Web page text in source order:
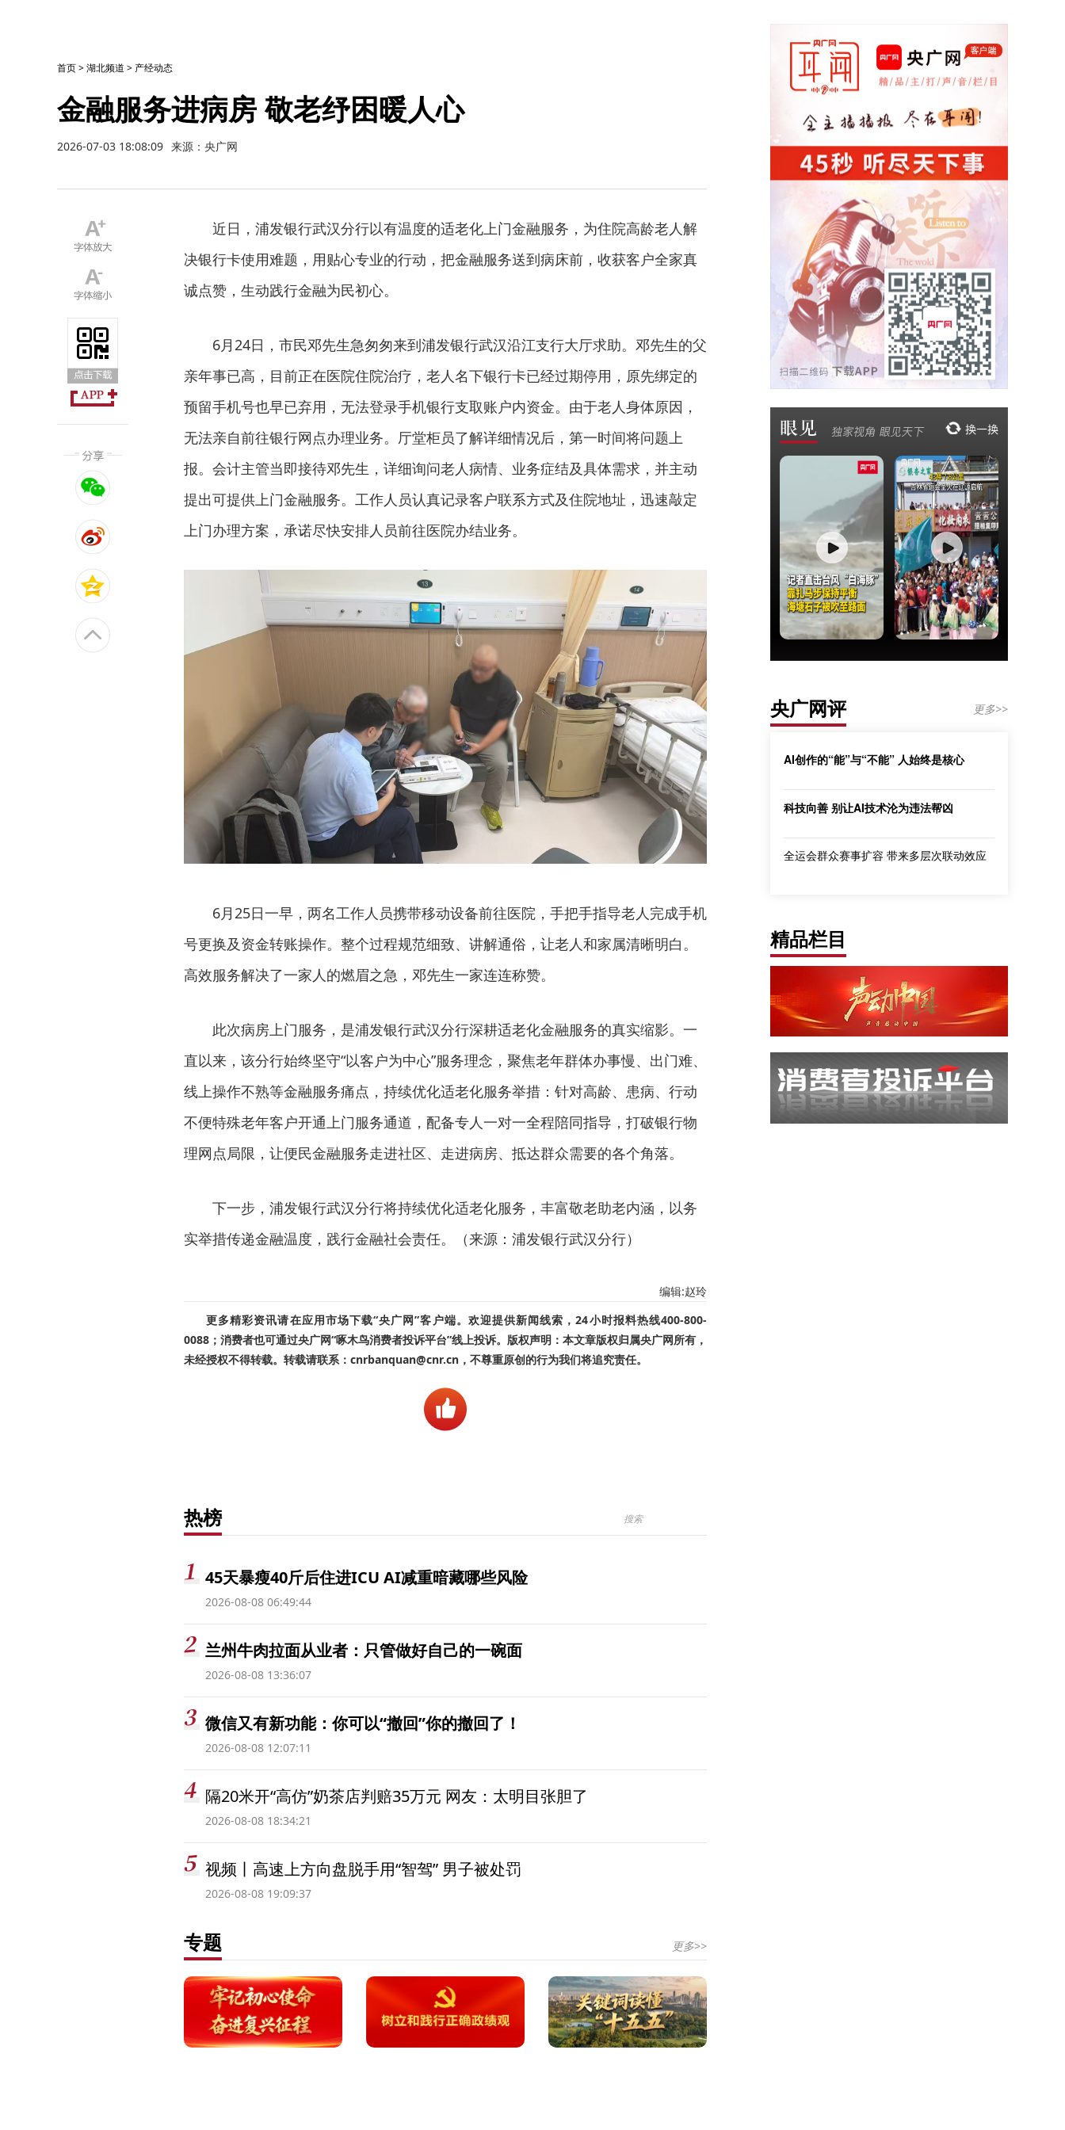
首页>湖北频道 > 产经动态
金融服务进病房 敬老纾困暖人心
2026-07-03 18:08:09 来源：央广网
近日，浦发银行武汉分行以有温度的适老化上门金融服务，为住院高龄老人解
决银行卡使用难题，用贴心专业的行动，把金融服务送到病床前，收获客户全家真
诚点赞，生动践行金融为民初心。
6月24日，市民邓先生急匆匆来到浦发银行武汉沿江支行大厅求助。邓先生的父
亲年事已高，目前正在医院住院治疗，老人名下银行卡已经过期停用，原先绑定的
预留手机号也早已弃用，无法登录手机银行支取账户内资金。由于老人身体原因，
无法亲自前往银行网点办理业务。厅堂柜员了解详细情况后，第一时间将问题上
报。会计主管当即接待邓先生，详细询问老人病情、业务症结及具体需求，并主动
提出可提供上门金融服务。工作人员认真记录客户联系方式及住院地址，迅速敲定
上门办理方案，承诺尽快安排人员前往医院办结业务。
6月25日一早，两名工作人员携带移动设备前往医院，手把手指导老人完成手机
号更换及资金转账操作。整个过程规范细致、讲解通俗，让老人和家属清晰明白。
高效服务解决了一家人的燃眉之急，邓先生一家连连称赞。
此次病房上门服务，是浦发银行武汉分行深耕适老化金融服务的真实缩影。一
直以来，该分行始终坚守“以客户为中心”服务理念，聚焦老年群体办事慢、出门难、
线上操作不熟等金融服务痛点，持续优化适老化服务举措：针对高龄、患病、行动
不便特殊老年客户开通上门服务通道，配备专人一对一全程陪同指导，打破银行物
理网点局限，让便民金融服务走进社区、走进病房、抵达群众需要的各个角落。
下一步，浦发银行武汉分行将持续优化适老化服务，丰富敬老助老内涵，以务
实举措传递金融温度，践行金融社会责任。（来源：浦发银行武汉分行）
编辑:赵玲
更多精彩资讯请在应用市场下载“央广网”客户端。欢迎提供新闻线索，24小时报料热线400-800-
0088；消费者也可通过央广网“啄木鸟消费者投诉平台”线上投诉。版权声明：本文章版权归属央广网所有，
未经授权不得转载。转载请联系：cnrbanquan@cnr.cn，不尊重原创的行为我们将追究责任。
热榜
45天暴瘦40斤后住进ICU AI减重暗藏哪些风险
2026-08-08 06:49:44
兰州牛肉拉面从业者：只管做好自己的一碗面
2026-08-08 13:36:07
微信又有新功能：你可以“撤回”你的撤回了！
2026-08-08 12:07:11
隔20米开“高仿”奶茶店判赔35万元 网友：太明目张胆了
2026-08-08 18:34:21
视频丨高速上方向盘脱手用“智驾” 男子被处罚
2026-08-08 19:09:37
专题 更多>>
央广网评 更多>>
AI创作的“能”与“不能” 人始终是核心
科技向善 别让AI技术沦为违法帮凶
全运会群众赛事扩容 带来多层次联动效应
精品栏目